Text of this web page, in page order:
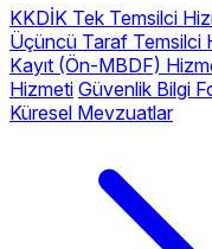
KKDİK Tek Temsilci
Üçüncü Taraf Temsilci
Kayıt (Ön-MBDF)
Hizmeti Güvenlik Bilgi
Küresel Mevzuatlar